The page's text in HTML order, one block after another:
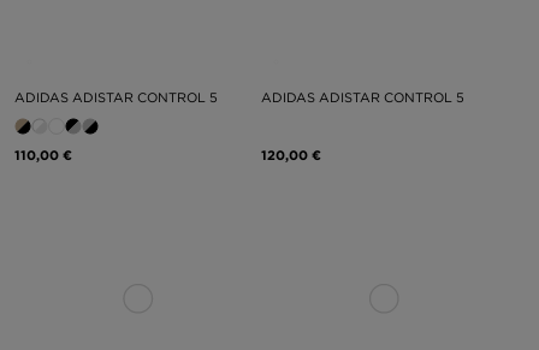
ADIDAS ADISTAR CONTROL 5
110,00 €
ADIDAS ADISTAR CONTROL 5
120,00 €